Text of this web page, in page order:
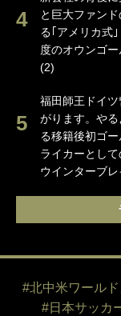
と巨大ファン
る｢アメリカ式
度のオウンゴー
(2)
福田師王ドイ
がります。や
る移籍後初ゴ
ライカーとし
ウインターブレ
#北中米ワール
#日本サッカ